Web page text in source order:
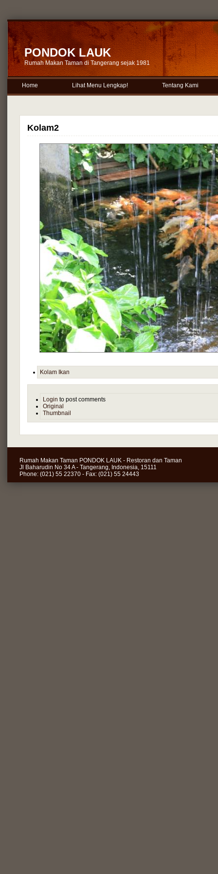
PONDOK LAUK
Rumah Makan Taman di Tangerang sejak 1981
Home Lihat Menu Lengkap! Tentang Kami
Kolam2
Kolam Ikan
Login to post comments
Original
Thumbnail
Rumah Makan Taman PONDOK LAUK - Restoran dan Taman
Jl Baharudin No 34 A - Tangerang, Indonesia, 15111
Phone: (021) 55 22370 - Fax: (021) 55 24443